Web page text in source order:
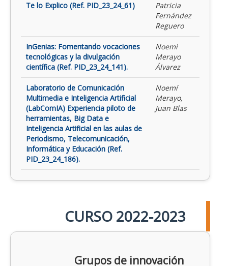
Te lo Explico (Ref. PID_23_24_61)
Patricia
Fernández
Reguero
InGenias: Fomentando vocaciones
tecnológicas y la divulgación
científica (Ref. PID_23_24_141).
Noemi
Merayo
Álvarez
Laboratorio de Comunicación
Multimedia e Inteligencia Artificial
(LabComIA) Experiencia piloto de
herramientas, Big Data e
Inteligencia Artificial en las aulas de
Periodismo, Telecomunicación,
Informática y Educación (Ref.
PID_23_24_186).
Noemí
Merayo,
Juan Blas
CURSO 2022-2023
Grupos de innovación